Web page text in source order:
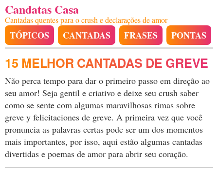
Candatas Casa
Cantadas quentes para o crush e declarações de amor
TÓPICOS CANTADAS FRASES PONTAS
15 MELHOR CANTADAS DE GREVE
Não perca tempo para dar o primeiro passo em direção ao
seu amor! Seja gentil e criativo e deixe seu crush saber
como se sente com algumas maravilhosas rimas sobre
greve y felicitaciones de greve. A primeira vez que você
pronuncia as palavras certas pode ser um dos momentos
mais importantes, por isso, aqui estão algumas cantadas
divertidas e poemas de amor para abrir seu coração.